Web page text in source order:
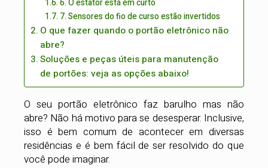
6. O estator está em curto
7. Sensores do fio de curso estão invertidos
O que fazer quando o portão eletrônico não
abre?
Soluções e peças úteis para manutenção
de portões: veja as opções abaixo!
O seu portão eletrônico faz barulho mas não
abre? Não há motivo para se desesperar. Inclusive,
isso é bem comum de acontecer em diversas
residências e é bem fácil de ser resolvido do que
você pode imaginar.